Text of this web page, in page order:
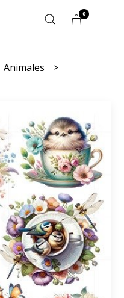
0
Animales